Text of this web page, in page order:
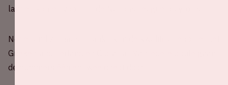
landen komen voort uit de Nations League play-offs.
Nederland zit, naast Frankrijk, in de kwalificatiepoule met
Griekenland, Ierland en Gibraltar. Van iedere poule gaan
de nummers één en twee direct door.